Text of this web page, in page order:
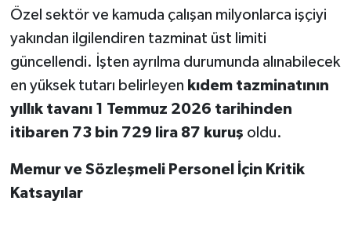
Özel sektör ve kamuda çalışan milyonlarca işçiyi
yakından ilgilendiren tazminat üst limiti
güncellendi. İşten ayrılma durumunda alınabilecek
en yüksek tutarı belirleyen kıdem tazminatının
yıllık tavanı 1 Temmuz 2026 tarihinden
itibaren 73 bin 729 lira 87 kuruş oldu.
Memur ve Sözleşmeli Personel İçin Kritik
Katsayılar